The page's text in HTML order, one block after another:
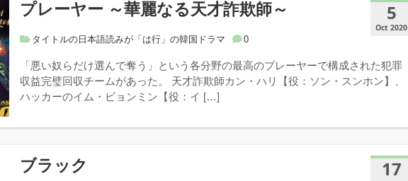
5
Oct 2020
プレーヤー ～華麗なる天才詐欺師～
タイトルの日本語読みが「は行」の韓国ドラマ 0
「悪い奴らだけ選んで奪う」という各分野の最高のプレーヤーで構成された犯罪
収益完璧回収チームがあった。 天才詐欺師カン・ハリ【役：ソン・スンホン】、
ハッカーのイム・ビョンミン【役：イ […]
17
ブラック